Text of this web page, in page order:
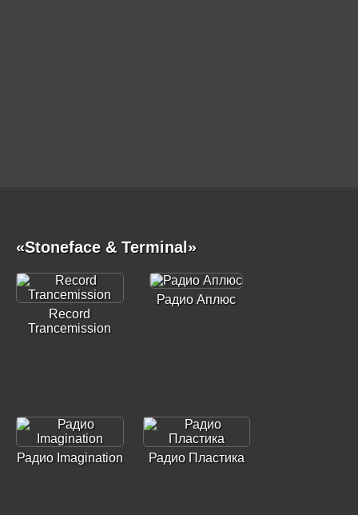
«Stoneface & Terminal»
Record
Trancemission
Радио Аплюс
Радио Imagination Радио Пластика